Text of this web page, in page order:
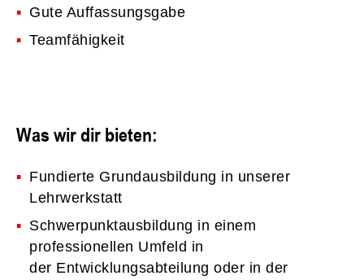
Gute Auffassungsgabe
Teamfähigkeit
​​​​​​​Was wir dir bieten:
Fundierte Grundausbildung in unserer
Lehrwerkstatt
Schwerpunktausbildung in einem
professionellen Umfeld in
der Entwicklungsabteilung oder in der